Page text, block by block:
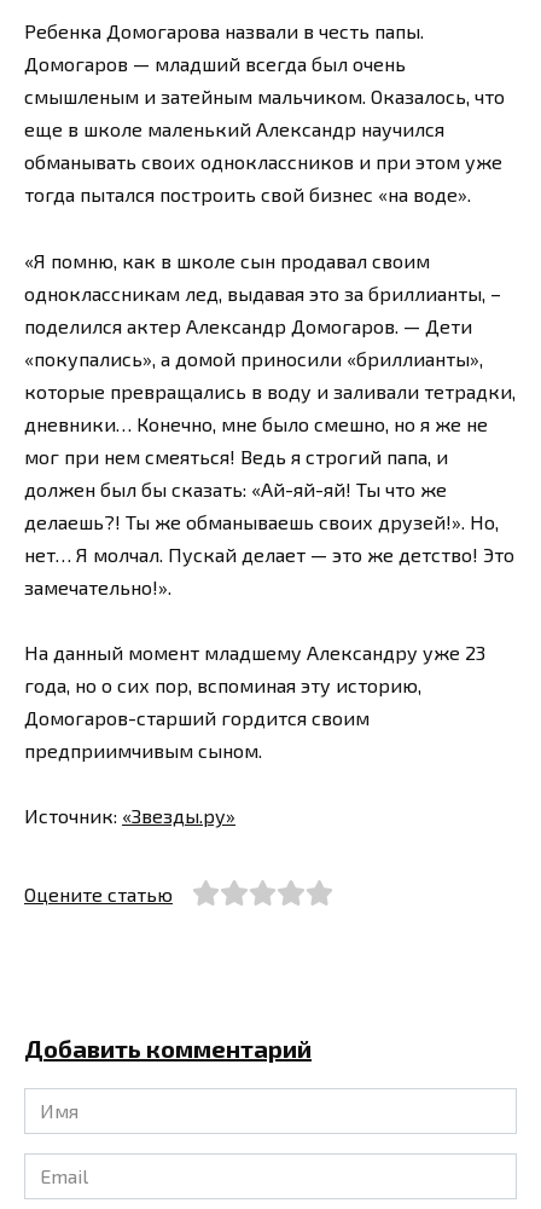
Ребенка Домогарова назвали в честь папы.
Домогаров — младший всегда был очень
смышленым и затейным мальчиком. Оказалось, что
еще в школе маленький Александр научился
обманывать своих одноклассников и при этом уже
тогда пытался построить свой бизнес «на воде».
«Я помню, как в школе сын продавал своим
одноклассникам лед, выдавая это за бриллианты, –
поделился актер Александр Домогаров. — Дети
«покупались», а домой приносили «бриллианты»,
которые превращались в воду и заливали тетрадки,
дневники… Конечно, мне было смешно, но я же не
мог при нем смеяться! Ведь я строгий папа, и
должен был бы сказать: «Ай-яй-яй! Ты что же
делаешь?! Ты же обманываешь своих друзей!». Но,
нет… Я молчал. Пускай делает — это же детство! Это
замечательно!».
На данный момент младшему Александру уже 23
года, но о сих пор, вспоминая эту историю,
Домогаров-старший гордится своим
предприимчивым сыном.
Источник: «Звезды.ру»
Оцените статью
Добавить комментарий
Имя
*
Email
*